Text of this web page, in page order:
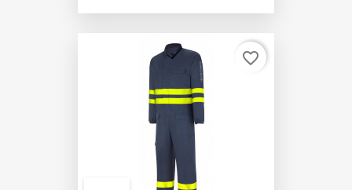
favorite_border